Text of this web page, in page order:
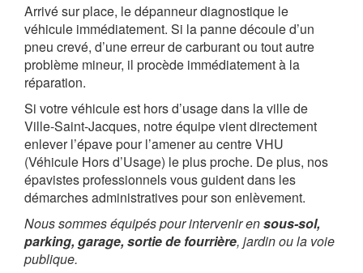
Arrivé sur place, le dépanneur diagnostique le
véhicule immédiatement. Si la panne découle d’un
pneu crevé, d’une erreur de carburant ou tout autre
problème mineur, il procède immédiatement à la
réparation.
Si votre véhicule est hors d’usage dans la ville de
Ville-Saint-Jacques, notre équipe vient directement
enlever l’épave pour l’amener au centre VHU
(Véhicule Hors d’Usage) le plus proche. De plus, nos
épavistes professionnels vous guident dans les
démarches administratives pour son enlèvement.
Nous sommes équipés pour intervenir ensous-sol,
parking, garage, sortie de fourrière, jardin ou la voie
publique.